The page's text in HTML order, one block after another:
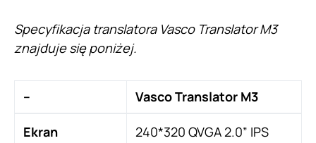
Specyfikacja translatora Vasco Translator M3
znajduje się poniżej.
– Vasco Translator M3
Ekran 240*320 QVGA 2.0” IPS